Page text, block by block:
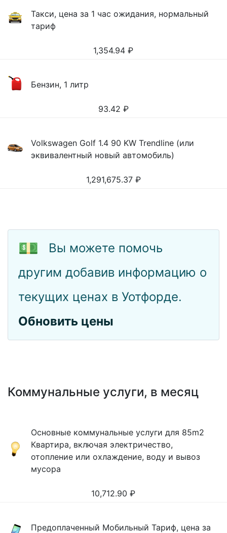
Такси, цена за 1 час ожидания, нормальный
тариф
1,354.94 ₽
Бензин, 1 литр
93.42 ₽
Volkswagen Golf 1.4 90 KW Trendline (или
эквивалентный новый автомобиль)
1,291,675.37 ₽
💵
Вы можете помочь
другим добавив информацию о
текущих ценах в Уотфорде.
Обновить цены
Коммунальные услуги, в месяц
Основные коммунальные услуги для 85m2
Квартира, включая электричество,
отопление или охлаждение, воду и вывоз
мусора
10,712.90 ₽
Предоплаченный Мобильный Тариф, цена за